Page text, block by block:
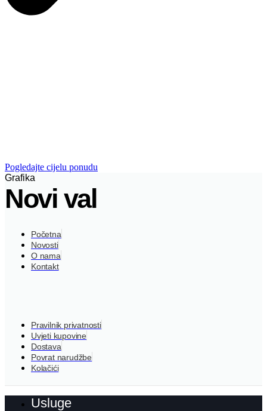
Pogledajte cijelu ponudu
Grafika
Novi val
Početna
Novosti
O nama
Kontakt
Pravilnik privatnosti
Uvjeti kupovine
Dostava
Povrat narudžbe
Kolačići
Usluge